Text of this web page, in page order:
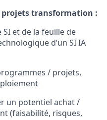
transformation :
et de la feuille de
d’un SI IA
/ projets,
un potentiel achat /
(faisabilité, risques,